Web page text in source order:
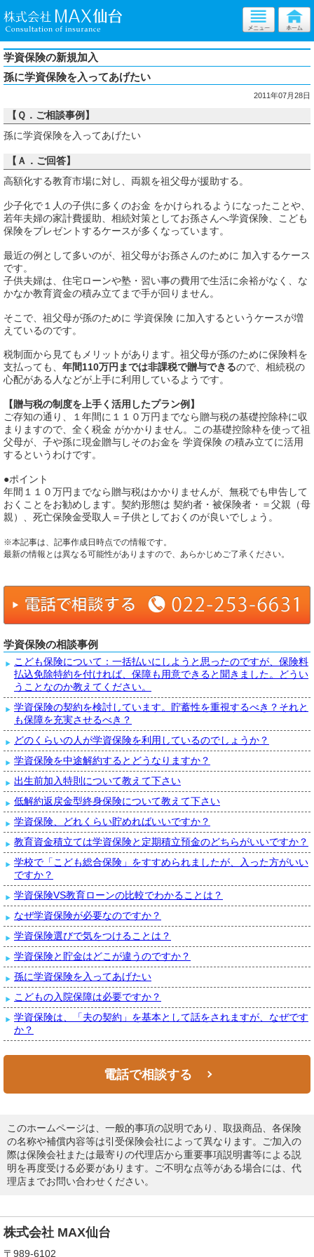
学資保険の新規加入
孫に学資保険を入ってあげたい
2011年07月28日
【Ｑ．ご相談事例】
孫に学資保険を入ってあげたい
【Ａ．ご回答】
高額化する教育市場に対し、両親を祖父母が援助する。
少子化で１人の子供に多くのお金 をかけられるようになったことや、
若年夫婦の家計費援助、相続対策としてお孫さんへ学資保険、こども
保険をプレゼントするケースが多くなっています。
最近の例として多いのが、祖父母がお孫さんのために 加入するケース
です。
子供夫婦は、住宅ローンや塾・習い事の費用で生活に余裕がなく、な
かなか教育資金の積み立てまで手が回りません。
そこで、祖父母が孫のために 学資保険 に加入するというケースが増
えているのです。
税制面から見てもメリットがあります。祖父母が孫のために保険料を
支払っても、 年間110万円までは非課税で贈与できるので、相続税の
心配がある人などが上手に利用しているようです。
【贈与税の制度を上手く活用したプラン例】
ご存知の通り、１年間に１１０万円までなら贈与税の基礎控除枠に収
まりますので、全く税金 がかかりません。この基礎控除枠を使って祖
父母が、子や孫に現金贈与しそのお金を 学資保険 の積み立てに活用
するというわけです。
●ポイント
年間１１０万円までなら贈与税はかかりませんが、無税でも申告して
おくことをお勧めします。契約形態は 契約者・被保険者・＝父親（母
親）、死亡保険金受取人＝子供としておくのが良いでしょう。
※本記事は、記事作成日時点での情報です。
最新の情報とは異なる可能性がありますので、あらかじめご了承ください。
学資保険の相談事例
こども保険について：一括払いにしようと思ったのですが、保険料
払込免除特約を付ければ、保障も用意できると聞きました。どうい
うことなのか教えてください。
学資保険の契約を検討しています。貯蓄性を重視するべき？それと
も保障を充実させるべき？
どのくらいの人が学資保険を利用しているのでしょうか？
学資保険を中途解約するとどうなりますか？
出生前加入特則について教えて下さい
低解約返戻金型終身保険について教えて下さい
学資保険、どれくらい貯めればいいですか？
教育資金積立ては学資保険と定期積立預金のどちらがいいですか？
学校で「こども総合保険」をすすめられましたが、入った方がいい
ですか？
学資保険VS教育ローンの比較でわかることは？
なぜ学資保険が必要なのですか？
学資保険選びで気をつけることは？
学資保険と貯金はどこが違うのですか？
孫に学資保険を入ってあげたい
こどもの入院保障は必要ですか？
学資保険は、「夫の契約」を基本として話をされますが、なぜです
か？
電話で相談する
このホームページは、一般的事項の説明であり、取扱商品、各保険
の名称や補償内容等は引受保険会社によって異なります。ご加入の
際は保険会社または最寄りの代理店から重要事項説明書等による説
明を再度受ける必要があります。ご不明な点等がある場合には、代
理店までお問い合わせください。
株式会社 MAX仙台
〒989-6102